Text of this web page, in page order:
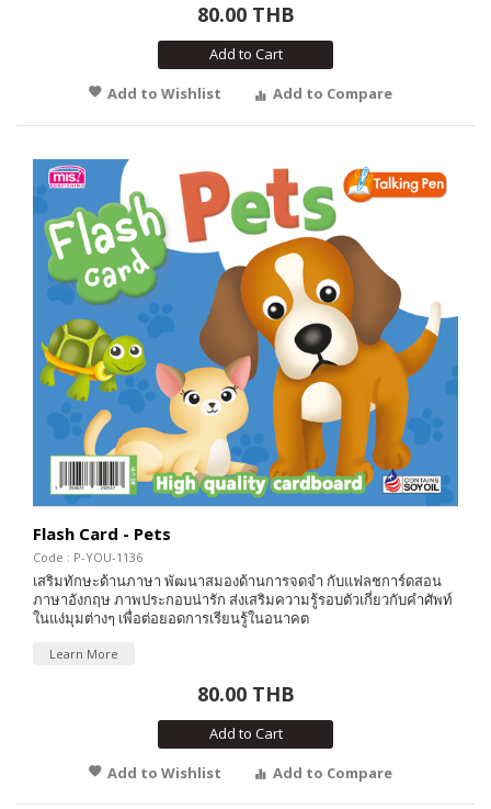
80.00 THB
Add to Cart
Add to Wishlist
Add to Compare
Flash Card - Pets
Code : P-YOU-1136
เสริมทักษะด้านภาษา พัฒนาสมองด้านการจดจำ กับแฟลชการ์ดสอน
ภาษาอังกฤษ ภาพประกอบน่ารัก ส่งเสริมความรู้รอบตัวเกี่ยวกับคำศัพท์
ในแง่มุมต่างๆ เพื่อต่อยอดการเรียนรู้ในอนาคต
Learn More
80.00 THB
Add to Cart
Add to Wishlist
Add to Compare